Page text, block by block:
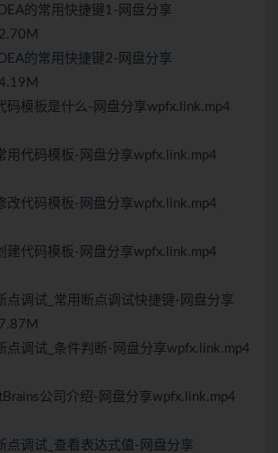
的常用快捷键1-网盘分享
的常用快捷键2-网盘分享
码模板是什么-网盘分享wpfx.link.mp4
用代码模板-网盘分享wpfx.link.mp4
改代码模板-网盘分享wpfx.link.mp4
建代码模板-网盘分享wpfx.link.mp4
点调试_常用断点调试快捷键-网盘分享
点调试_条件判断-网盘分享wpfx.link.mp4
公司介绍-网盘分享wpfx.link.mp4
点调试_查看表达式值-网盘分享